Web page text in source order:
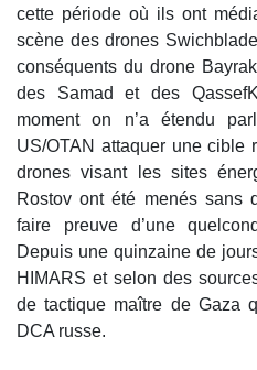
cette période où ils ont
scène des drones
conséquents du drone
des Samad et des
moment on n’a étendu
US/OTAN attaquer une cible
drones visant les sites
Rostov ont été menés sans
faire preuve d’une
Depuis une quinzaine de
HIMARS et selon des
de tactique maître de Gaza
DCA russe.